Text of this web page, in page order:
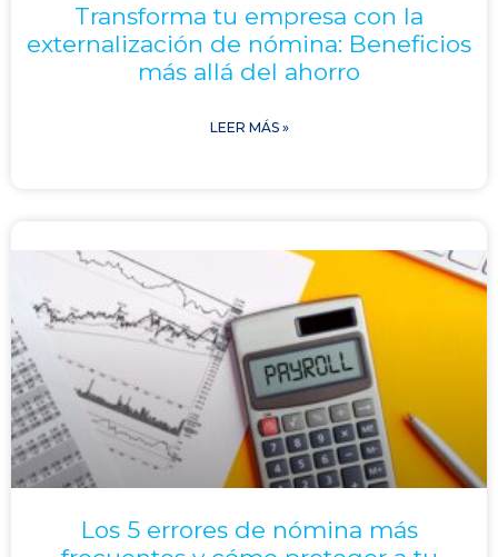
Transforma tu empresa con la
externalización de nómina: Beneficios
más allá del ahorro
LEER MÁS »
Los 5 errores de nómina más